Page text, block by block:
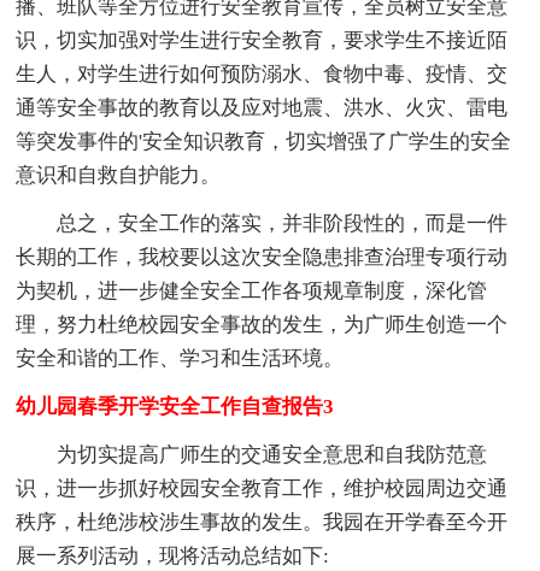
播、班队等全方位进行安全教育宣传，全员树立安全意
识，切实加强对学生进行安全教育，要求学生不接近陌
生人，对学生进行如何预防溺水、食物中毒、疫情、交
通等安全事故的教育以及应对地震、洪水、火灾、雷电
等突发事件的'安全知识教育，切实增强了广学生的安全
意识和自救自护能力。
总之，安全工作的落实，并非阶段性的，而是一件
长期的工作，我校要以这次安全隐患排查治理专项行动
为契机，进一步健全安全工作各项规章制度，深化管
理，努力杜绝校园安全事故的发生，为广师生创造一个
安全和谐的工作、学习和生活环境。
幼儿园春季开学安全工作自查报告3
为切实提高广师生的交通安全意思和自我防范意
识，进一步抓好校园安全教育工作，维护校园周边交通
秩序，杜绝涉校涉生事故的发生。我园在开学春至今开
展一系列活动，现将活动总结如下: